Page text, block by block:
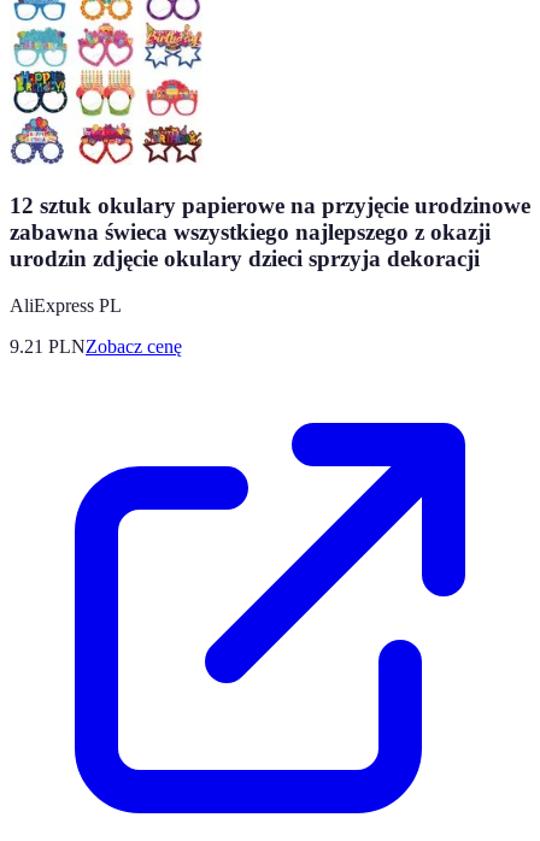
12 sztuk okulary papierowe na przyjęcie urodzinowe
zabawna świeca wszystkiego najlepszego z okazji
urodzin zdjęcie okulary dzieci sprzyja dekoracji
AliExpress PL
9.21 PLNZobacz cenę